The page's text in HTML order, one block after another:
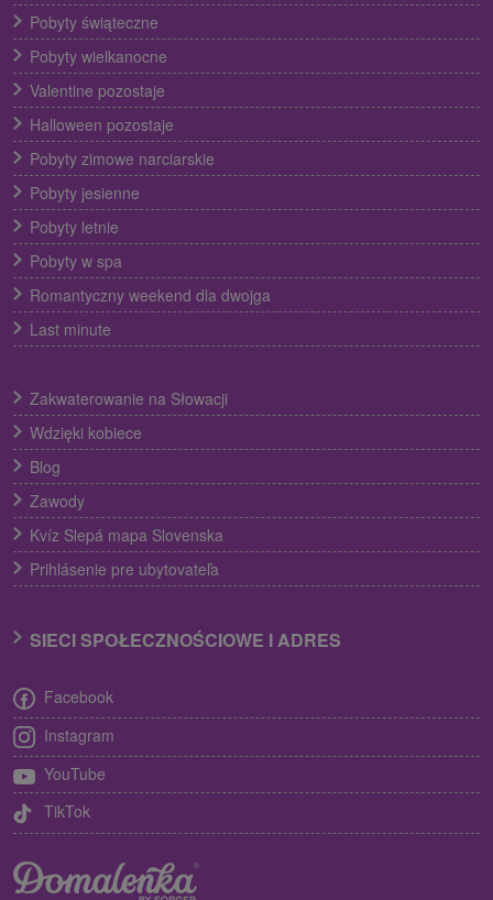
Pobyty świąteczne
Pobyty wielkanocne
Valentine pozostaje
Halloween pozostaje
Pobyty zimowe narciarskie
Pobyty jesienne
Pobyty letnie
Pobyty w spa
Romantyczny weekend dla dwojga
Last minute
Zakwaterowanie na Słowacji
Wdzięki kobiece
Blog
Zawody
Kvíz Slepá mapa Slovenska
Prihlásenie pre ubytovateľa
SIECI SPOŁECZNOŚCIOWE I ADRES
Facebook
Instagram
YouTube
TikTok